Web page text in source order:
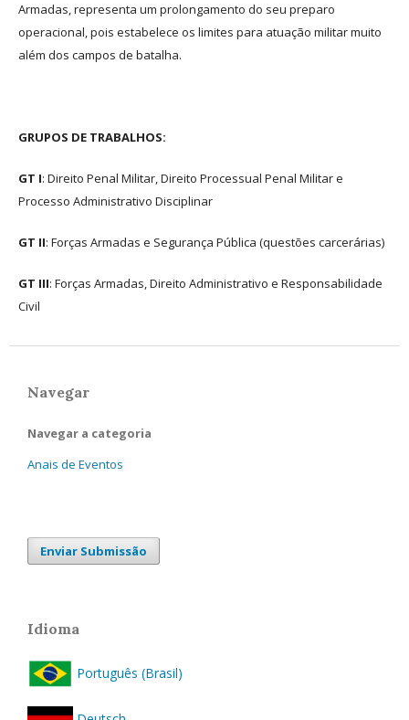
Armadas, representa um prolongamento do seu preparo
operacional, pois estabelece os limites para atuação militar muito
além dos campos de batalha.
GRUPOS DE TRABALHOS:
GT I: Direito Penal Militar, Direito Processual Penal Militar e
Processo Administrativo Disciplinar
GT II: Forças Armadas e Segurança Pública (questões carcerárias)
GT III: Forças Armadas, Direito Administrativo e Responsabilidade
Civil
Navegar
Navegar a categoria
Anais de Eventos
Enviar Submissão
Idioma
Português (Brasil)